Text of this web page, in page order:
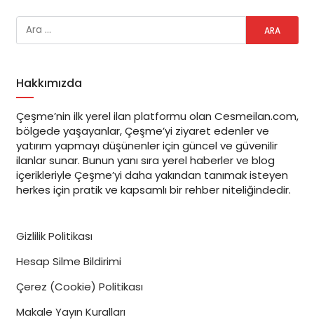
Hakkımızda
Çeşme’nin ilk yerel ilan platformu olan Cesmeilan.com,
bölgede yaşayanlar, Çeşme’yi ziyaret edenler ve
yatırım yapmayı düşünenler için güncel ve güvenilir
ilanlar sunar. Bunun yanı sıra yerel haberler ve blog
içerikleriyle Çeşme’yi daha yakından tanımak isteyen
herkes için pratik ve kapsamlı bir rehber niteliğindedir.
Gizlilik Politikası
Hesap Silme Bildirimi
Çerez (Cookie) Politikası
Makale Yayın Kuralları